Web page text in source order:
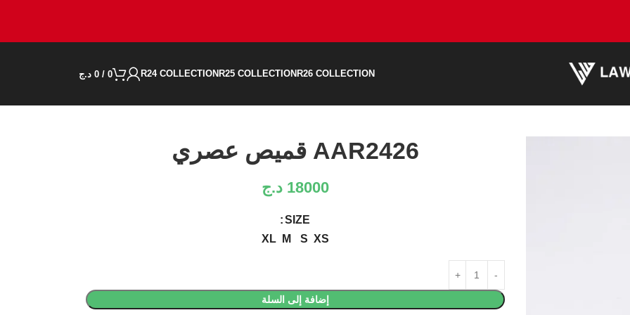
R26 COLLECTION
R25 COLLECTION
R24 COLLECTION
0
/
0 د.ج
AAR2426 قميص عصري
18000 د.ج
SIZE
XS
S
M
XL
إضافة إلى السلة